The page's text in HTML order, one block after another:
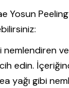
Yosun
nemlendiren
edin.
yağı gibi